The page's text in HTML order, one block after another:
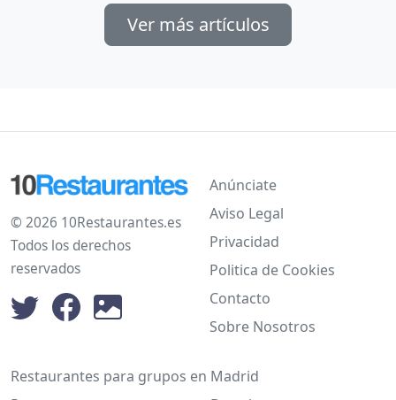
Ver más artículos
© 2026 10Restaurantes.es
Todos los derechos
reservados
Anúnciate
Aviso Legal
Privacidad
Politica de Cookies
Contacto
Sobre Nosotros
Restaurantes para grupos en Madrid